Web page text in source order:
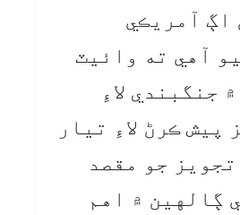
اڳ آمريڪي
آهي ته وائيٽ
جنگبندي لاءِ
پيش ڪرڻ لاءِ تيار
جو مقصد
ڳالهين ۾ اهم